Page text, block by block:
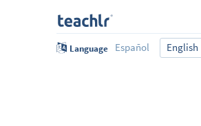
Language Español English